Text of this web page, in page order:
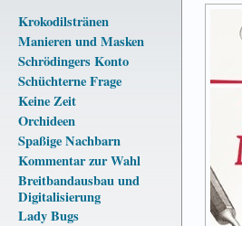
Krokodilstränen
Manieren und Masken
Schrödingers Konto
Schüchterne Frage
Keine Zeit
Orchideen
Spaßige Nachbarn
Kommentar zur Wahl
Breitbandausbau und
Digitalisierung
Lady Bugs